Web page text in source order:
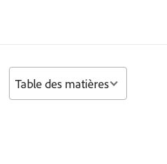
Table des matières